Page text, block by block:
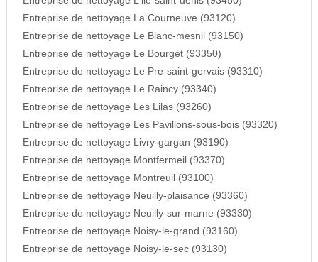
Entreprise de nettoyage La Courneuve (93120)
Entreprise de nettoyage Le Blanc-mesnil (93150)
Entreprise de nettoyage Le Bourget (93350)
Entreprise de nettoyage Le Pre-saint-gervais (93310)
Entreprise de nettoyage Le Raincy (93340)
Entreprise de nettoyage Les Lilas (93260)
Entreprise de nettoyage Les Pavillons-sous-bois (93320)
Entreprise de nettoyage Livry-gargan (93190)
Entreprise de nettoyage Montfermeil (93370)
Entreprise de nettoyage Montreuil (93100)
Entreprise de nettoyage Neuilly-plaisance (93360)
Entreprise de nettoyage Neuilly-sur-marne (93330)
Entreprise de nettoyage Noisy-le-grand (93160)
Entreprise de nettoyage Noisy-le-sec (93130)